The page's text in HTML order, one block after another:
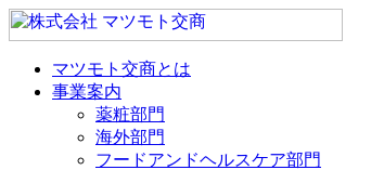
マツモト交商とは
事業案内
薬粧部門
海外部門
フードアンドヘルスケア部門